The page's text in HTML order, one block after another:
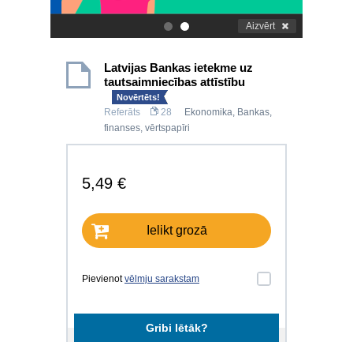
. Aizvērt
Latvijas Bankas ietekme uz
tautsaimniecības attīstību
Novērtēts!
Referāts 28 Ekonomika, Bankas,
finanses, vērtspapīri
5,49 €
Ielikt grozā
Pievienotvēlmju sarakstam
Gribi lētāk?